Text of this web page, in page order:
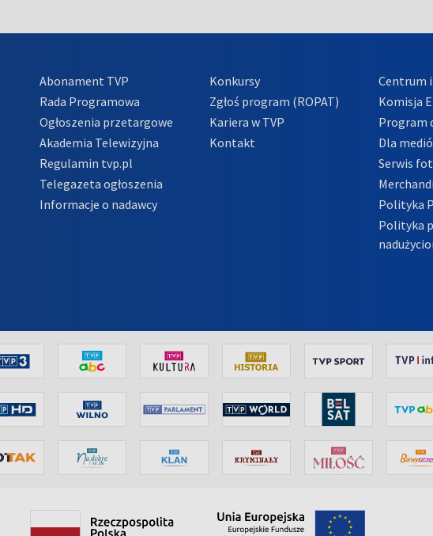
Abonament TVP
Rada Programowa
Ogłoszenia przetargowe
Akademia Telewizyjna
Regulamin tvp.pl
Telegazeta ogłoszenia
Informacje o nadawcy
Konkursy
Zgłoś program (ROPAT)
Kariera w TVP
Kontakt
Centrum
Komisja
Program
Dla
Serwis
Polityka
Polityka